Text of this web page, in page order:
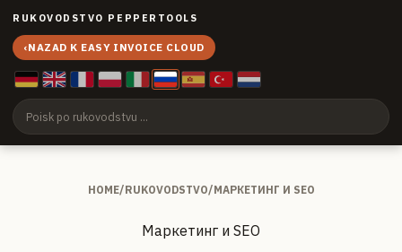
RUKOVODSTVO PEPPERTOOLS
‹NAZAD K EASY INVOICE CLOUD
HOME/RUKOVODSTVO/МАРКЕТИНГ И SEO
Маркетинг и SEO